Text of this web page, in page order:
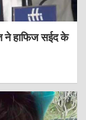
ने हाफिज सईद के